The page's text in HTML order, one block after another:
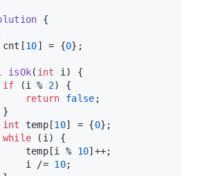
{
cnt[10] = {0};
isOk( int i)
{
if (i % 2) {
return
false ;
}
int temp[10] = {0};
while (i) {
temp[i %
10]++;
i /=
10;